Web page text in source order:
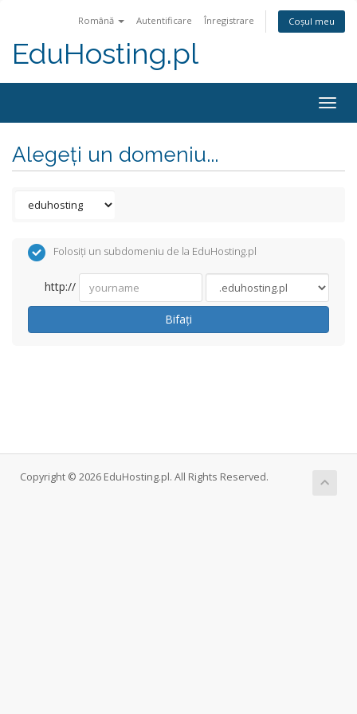
Română Autentificare Înregistrare Coșul meu
EduHosting.pl
Alegeți un domeniu...
Folosiți un subdomeniu de la EduHosting.pl
http://
Bifați
Copyright © 2026 EduHosting.pl. All Rights Reserved.